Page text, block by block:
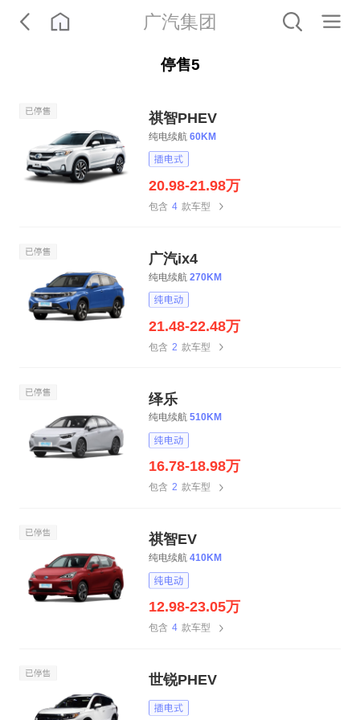
广汽集团
停售5
祺智PHEV
纯电续航 60KM
20.98-21.98万
包含 4 款车型
广汽ix4
纯电续航 270KM
21.48-22.48万
包含 2 款车型
绎乐
纯电续航 510KM
16.78-18.98万
包含 2 款车型
祺智EV
纯电续航 410KM
12.98-23.05万
包含 4 款车型
世锐PHEV